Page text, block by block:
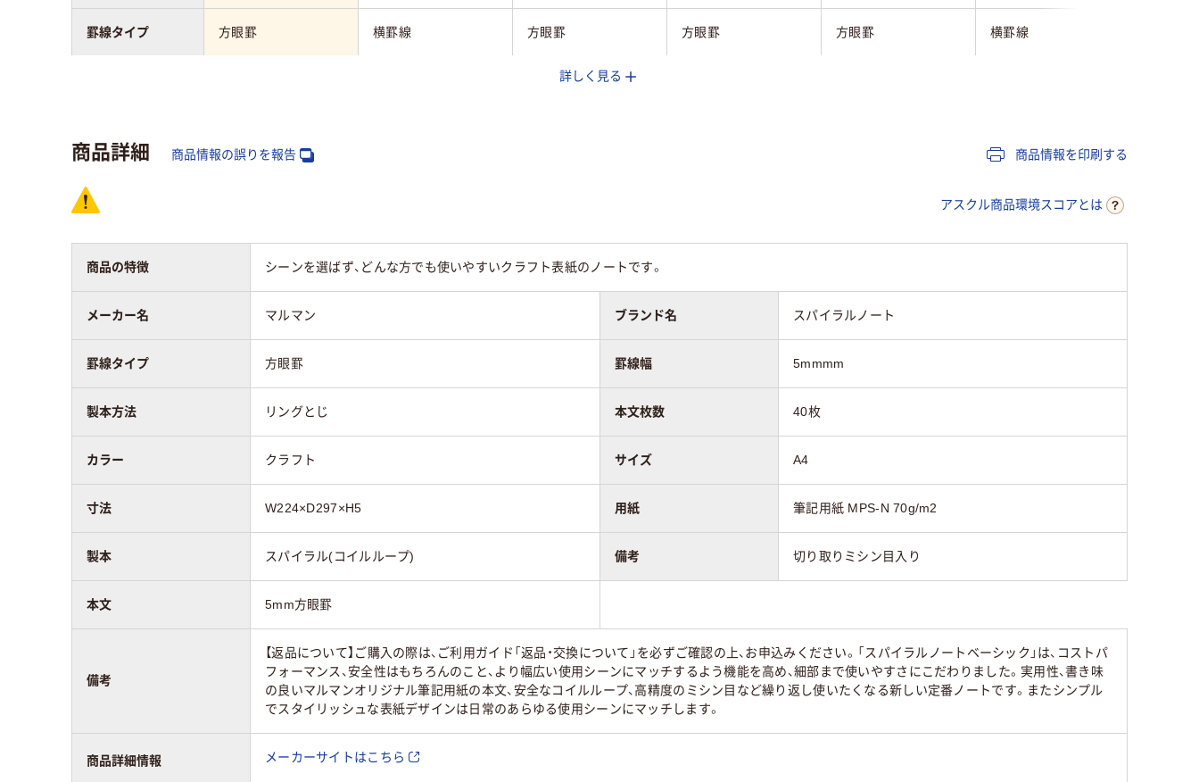
方眼罫 横罫線 方眼罫 方眼罫 方眼罫 横罫線
5mmmm
罫線タイプ
アスクル商品環境
スコア
詳しく見る
商品詳細 商品情報の誤りを報告 商品情報を印刷する
アスクル商品環境スコアとは
商品の特徴 シーンを選ばず、どんな方でも使いやすいクラフト表紙のノートです。
メーカー名 マルマン ブランド名 スパイラルノート
罫線タイプ 方眼罫 罫線幅 5mmmm
製本方法 リングとじ 本文枚数 40枚
カラー クラフト サイズ A4
寸法 W224×D297×H5 用紙 筆記用紙 MPS-N 70g/m2
製本 スパイラル(コイルループ) 備考 切り取りミシン目入り
本文 5mm方眼罫
備考
【返品について】ご購入の際は、ご利用ガイド「返品・交換について」を必ずご確認の上、お申込みください。「スパイラルノートベーシック」は、コストパ
フォーマンス、安全性はもちろんのこと、より幅広い使用シーンにマッチするよう機能を高め、細部まで使いやすさにこだわりました。実用性、書き味
の良いマルマンオリジナル筆記用紙の本文、安全なコイルループ、高精度のミシン目など繰り返し使いたくなる新しい定番ノートです。またシンプル
でスタイリッシュな表紙デザインは日常のあらゆる使用シーンにマッチします。
商品詳細情報 メーカーサイトはこちら